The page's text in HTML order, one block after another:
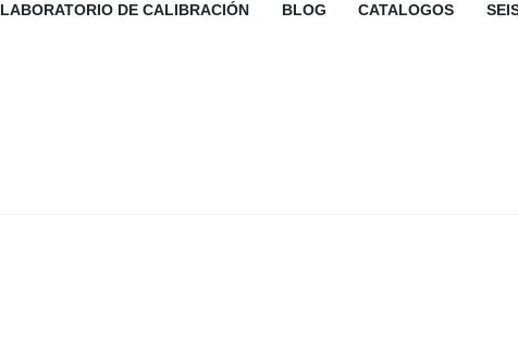
LABORATORIO DE CALIBRACIÓN BLOG CATALOGOS